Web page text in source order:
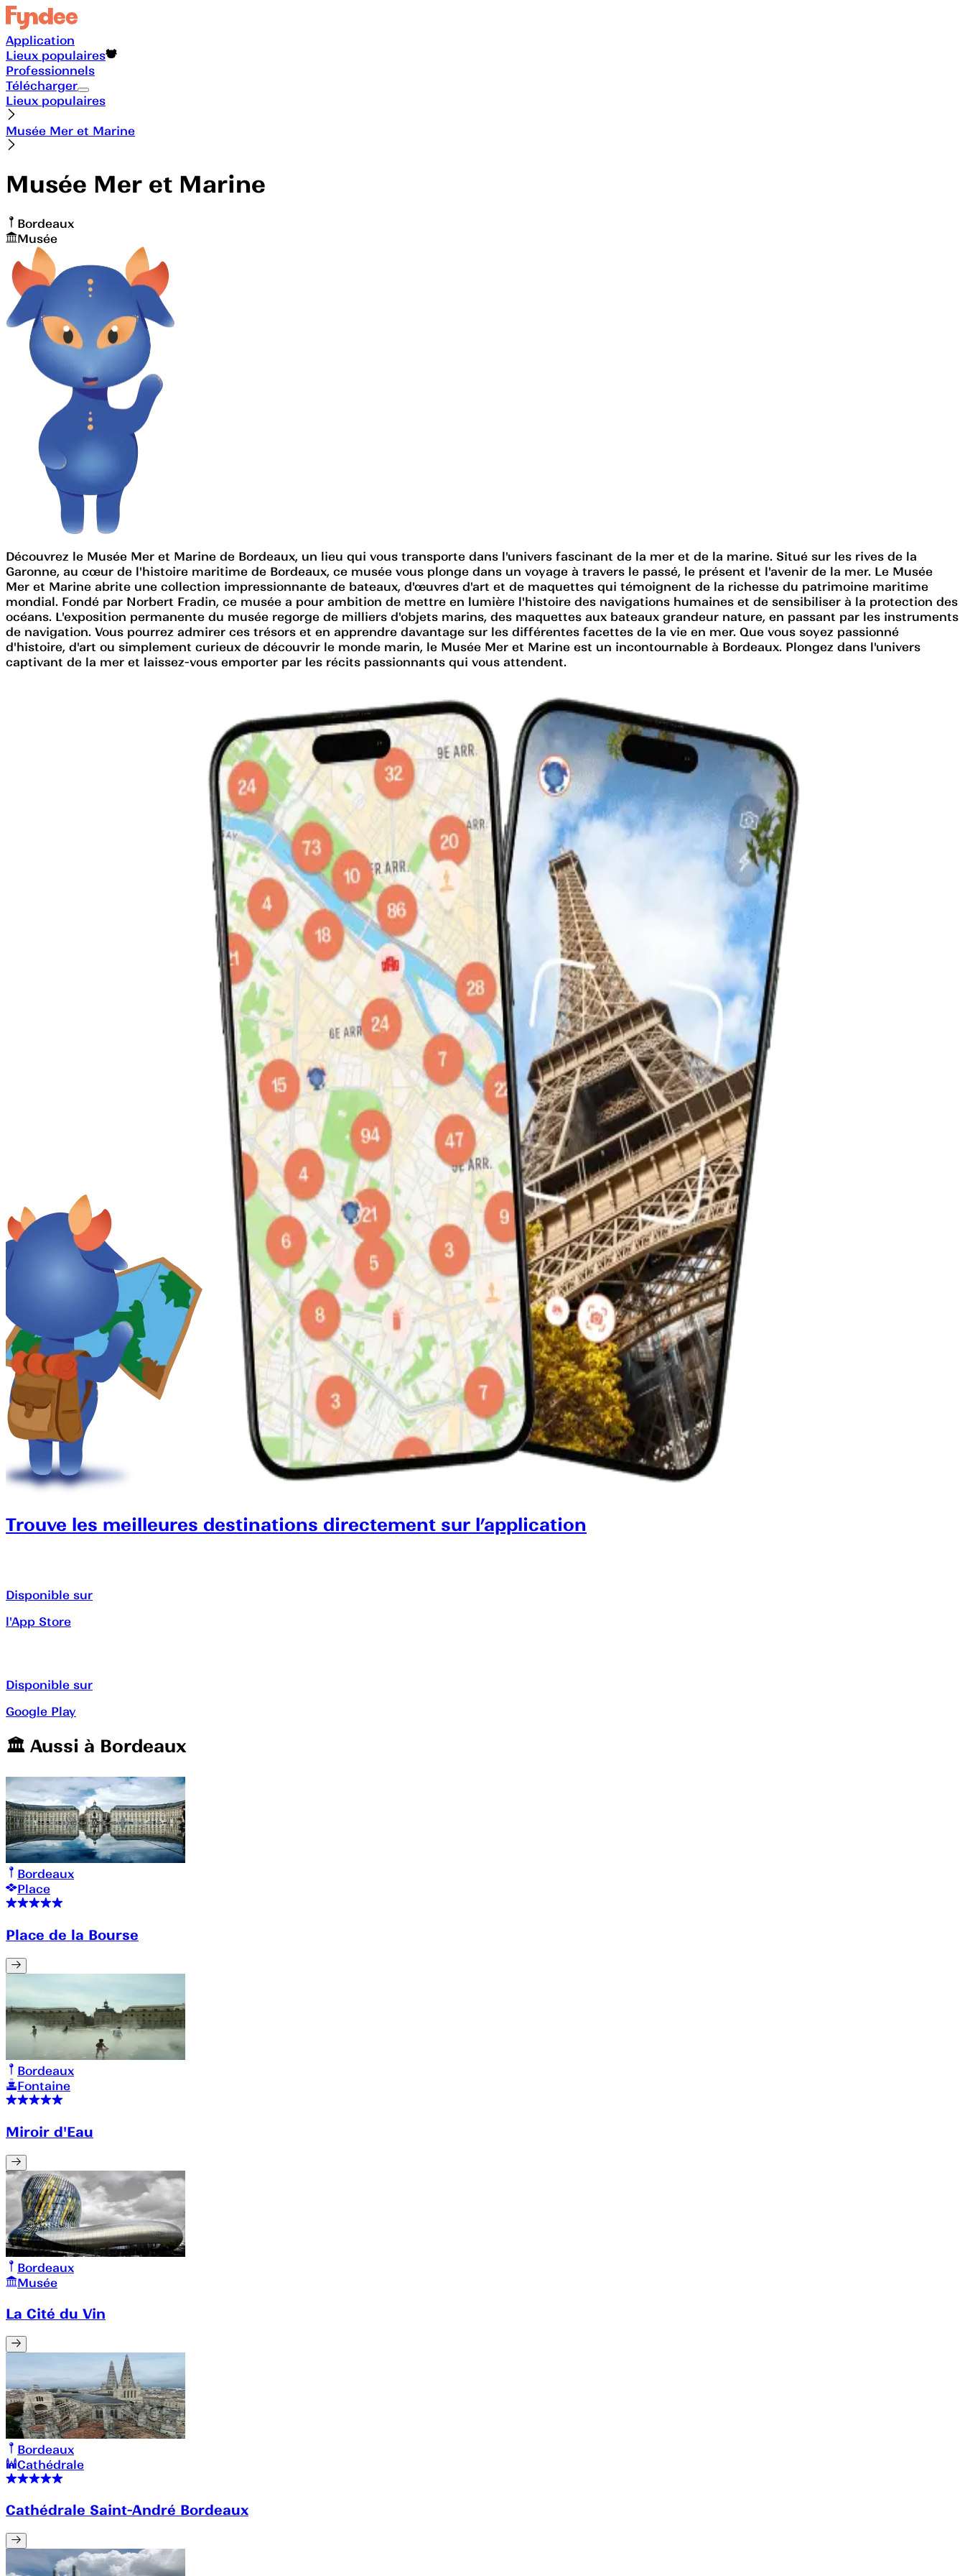
Application
Lieux populaires
Professionnels
Télécharger
Lieux populaires
Musée Mer et Marine
Musée Mer et Marine
Bordeaux
Musée
Découvrez le Musée Mer et Marine de Bordeaux, un lieu qui vous transporte dans l'univers fascinant de la mer et de la marine. Situé sur les rives de la
Garonne, au cœur de l'histoire maritime de Bordeaux, ce musée vous plonge dans un voyage à travers le passé, le présent et l'avenir de la mer. Le Musée
Mer et Marine abrite une collection impressionnante de bateaux, d'œuvres d'art et de maquettes qui témoignent de la richesse du patrimoine maritime
mondial. Fondé par Norbert Fradin, ce musée a pour ambition de mettre en lumière l'histoire des navigations humaines et de sensibiliser à la protection des
océans. L'exposition permanente du musée regorge de milliers d'objets marins, des maquettes aux bateaux grandeur nature, en passant par les instruments
de navigation. Vous pourrez admirer ces trésors et en apprendre davantage sur les différentes facettes de la vie en mer. Que vous soyez passionné
d'histoire, d'art ou simplement curieux de découvrir le monde marin, le Musée Mer et Marine est un incontournable à Bordeaux. Plongez dans l'univers
captivant de la mer et laissez-vous emporter par les récits passionnants qui vous attendent.
Trouve les meilleures destinations directement sur l’application
Disponible sur
l'App Store
Disponible sur
Google Play
🏛️️ Aussi à Bordeaux
Bordeaux
Place
Place de la Bourse
Bordeaux
Fontaine
Miroir d'Eau
Bordeaux
Musée
La Cité du Vin
Bordeaux
Cathédrale
Cathédrale Saint-André Bordeaux